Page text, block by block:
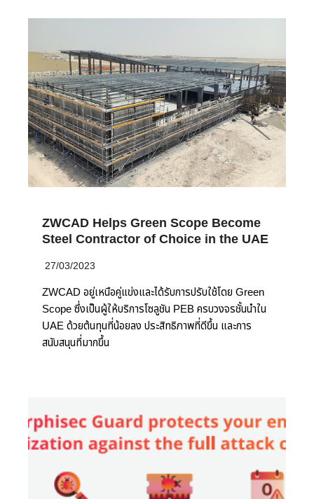
ZWCAD Helps Green Scope Become
Steel Contractor of Choice in the UAE
27/03/2023
ZWCAD อยู่เหนือคู่แข่งและได้รับการปรับใช้โดย Green
Scope ซึ่งเป็นผู้ให้บริการโซลูชัน PEB ครบวงจรชั้นนำใน
UAE ด้วยต้นทุนที่น้อยลง ประสิทธิภาพที่ดีขึ้น และการ
สนับสนุนที่มากขึ้น